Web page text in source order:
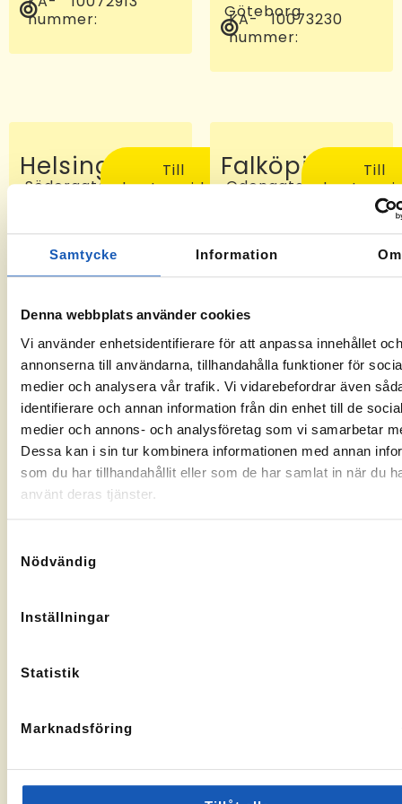
Samtycke Information Om
Denna webbplats använder cookies
Vi använder enhetsidentifierare för att anpassa innehållet och
annonserna till användarna, tillhandahålla funktioner för
medier och analysera vår trafik. Vi vidarebefordrar även
identifierare och annan information från din enhet till de
medier och annons- och analysföretag som vi samarbetar
Dessa kan i sin tur kombinera informationen med annan
som du har tillhandahållit eller som de har samlat in när du
använt deras tjänster.
Nödvändig
Inställningar
Statistik
Marknadsföring
nummer:
Göteborg
KA-
nummer:
10073230
Helsingborg
Södergatan
KA-
nummer:
-6
Till
kontorssidan
Falköping
Odengatan
Falköping
KA-
nummer:
10072810
Till
Sveg
Gränsgatan
17, 842
32 Sveg
KA-
nummer:
10069283
Till
kontorssidan
Tomelilla
Nybogatan
2B, 273
30
Tomelilla
KA-
10073436
Åtvidaberg
Åtvidaberg